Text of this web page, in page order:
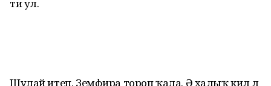
ти ул.
Шулай итеп, Земфира тороп ҡала. Ә халыҡ килә лә